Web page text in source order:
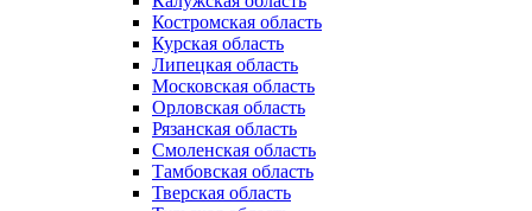
Костромская область
Курская область
Липецкая область
Московская область
Орловская область
Рязанская область
Смоленская область
Тамбовская область
Тверская область